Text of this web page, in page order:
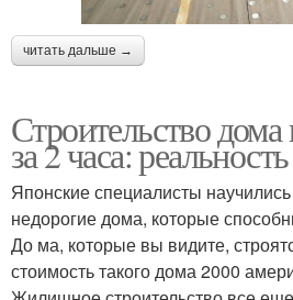
читать дальше →
Строительство дома
за 2 часа:
Японские специалисты
недорогие дома, которые
До ма, которые вы видите,
стоимость такого дома 2000